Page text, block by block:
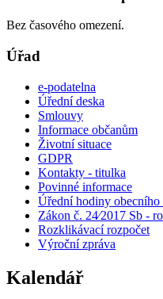
Bez časového omezení.
Úřad
e-podatelna
Úřední deska
Smlouvy
Informace občanům
Životní situace
GDPR
Kontakty - titulka
Povinné informace
Úřední hodiny obecního
Zákon č. 24⁄2017 Sb -
Rozklikávací rozpočet
Výroční zpráva
Kalendář